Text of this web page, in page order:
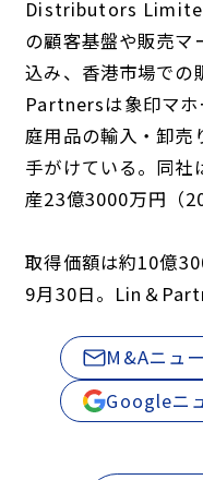
Distributors
の顧客基盤や販売マ
込み、香港市場での
Partnersは象印マホ
庭用品の輸入・卸売
手がけている。同
産23億3000万円（
取得価額は約10億
9月30日。Lin＆
M&Aニュ
Googleニ